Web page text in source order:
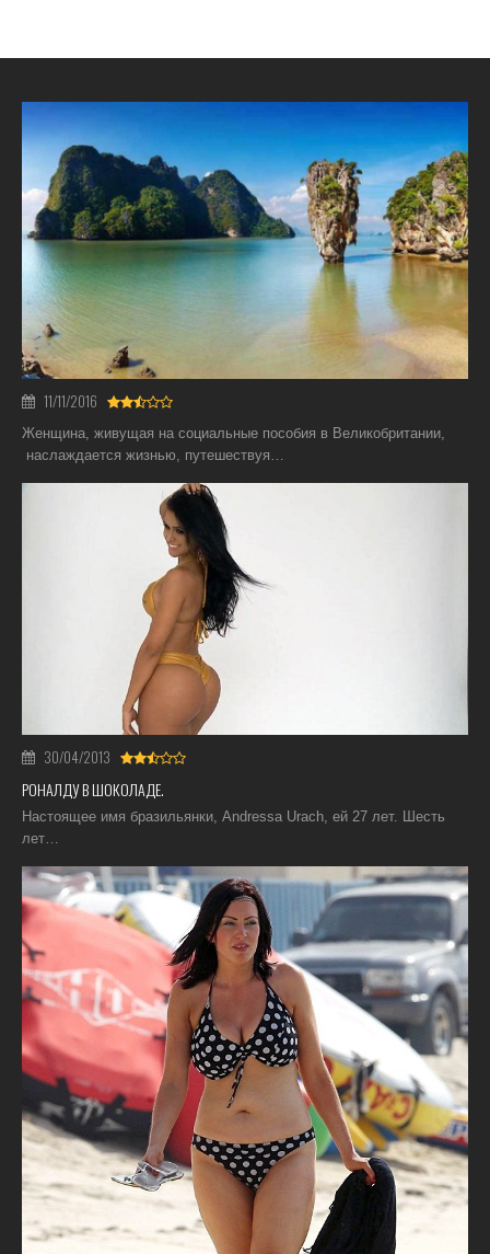
11/11/2016
Женщина, живущая на социальные пособия в Великобритании,
наслаждается жизнью, путешествуя…
30/04/2013
РОНАЛДУ В ШОКОЛАДЕ.
Настоящее имя бразильянки, Andressa Urach, ей 27 лет. Шесть
лет…